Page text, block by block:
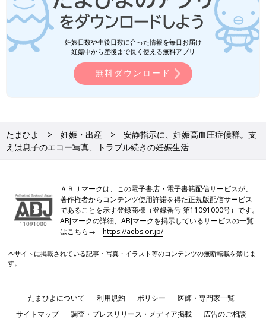
妊娠日数や生後日数に合った情報を毎日お届け
妊娠中から産後まで長く使える無料アプリ
無料ダウンロード
たまひよ 妊娠・出産
安静指示に、妊娠高血圧症候群。支
えは息子のエコー写真、トラブル続きの妊娠生活
ＡＢＪマークは、この電子書店・電子書籍配信サービスが、
著作権者からコンテンツ使用許諾を得た正規版配信サービス
であることを示す登録商標（登録番号 第11091000号）です。
ABJマークの詳細、ABJマークを掲示しているサービスの一覧
はこちら→https://aebs.or.jp/
本サイトに掲載されている記事・写真・イラスト等のコンテンツの無断転載を禁じま
す。
たまひよについて 利用規約 ポリシー
医師・専門家一覧
サイトマップ
調査・プレスリリース・メディア掲載 広告のご相談